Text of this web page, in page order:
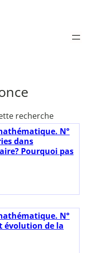
recherche
N°
dans
Pourquoi pas
N°
évolution de la